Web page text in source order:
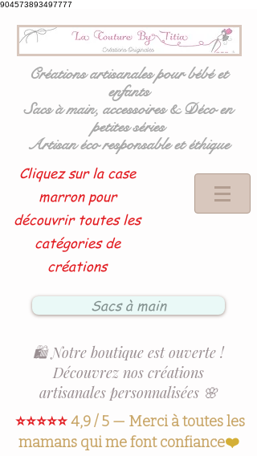
904573893497777
Créations artisanales pour bébé et
enfants
Sacs à main, accessoires & Déco en
petites séries
Artisan éco responsable et éthique
Cliquez sur la case
marron pour
découvrir toutes les
catégories de
créations
Sacs à main
🛍️ Notre boutique est ouverte !
Découvrez nos créations
artisanales personnalisées 🌸
⭐⭐⭐⭐⭐4,9 / 5 — Merci à toutes les
mamans qui me font confiance❤️